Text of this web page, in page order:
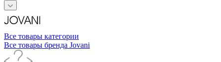
Все товары категории
Все товары бренда Jovani